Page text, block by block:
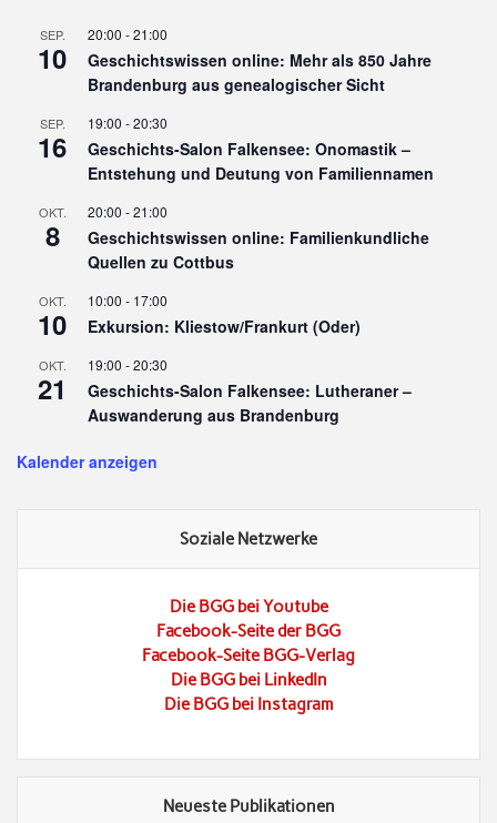
SEP.
10
20:00 -21:00
Geschichtswissen online: Mehr als 850 Jahre
Brandenburg aus genealogischer Sicht
SEP.
16
19:00 -20:30
Geschichts-Salon Falkensee: Onomastik –
Entstehung und Deutung von Familiennamen
OKT.
8
20:00 -21:00
Geschichtswissen online: Familienkundliche
Quellen zu Cottbus
OKT.
10
10:00 - 17:00
Exkursion: Kliestow/Frankurt (Oder)
OKT.
21
19:00 -20:30
Geschichts-Salon Falkensee: Lutheraner –
Auswanderung aus Brandenburg
Kalender anzeigen
Soziale Netzwerke
Die BGG bei Youtube
Facebook-Seite der BGG
Facebook-Seite BGG-Verlag
Die BGG bei LinkedIn
Die BGG bei Instagram
Neueste Publikationen